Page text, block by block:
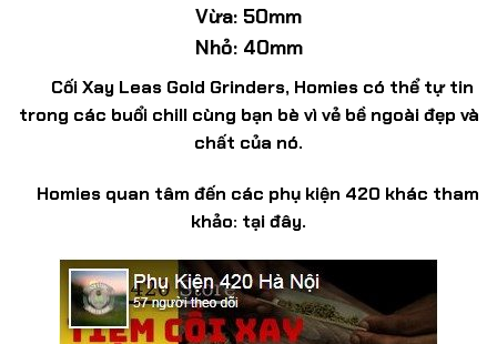
Vừa: 50mm
Nhỏ: 40mm
Cối Xay Leas Gold Grinders, Homies có thể tự tin
trong các buổi chill cùng bạn bè vì vẻ bề ngoài đẹp và
chất của nó.
Homies quan tâm đến các phụ kiện 420 khác tham
khảo: tại đây.